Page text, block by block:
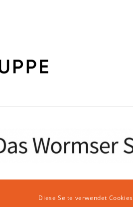
Website von klicklabor.de| Webhosting &
Diese Seite verwendet